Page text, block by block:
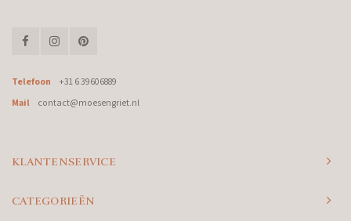
Telefoon
+31 6 39606889
Mail
contact@moesengriet.nl
KLANTENSERVICE
CATEGORIEËN